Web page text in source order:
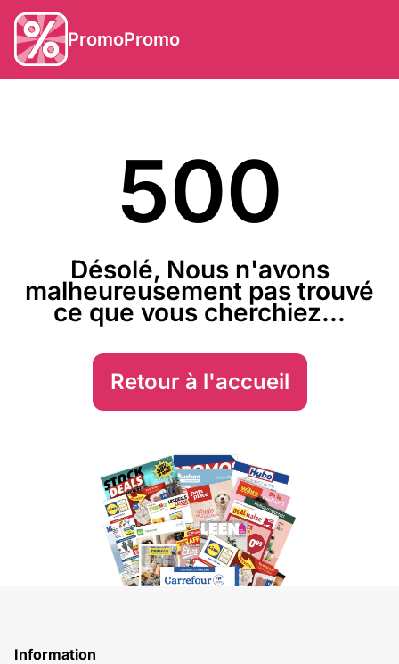
PromoPromo
500
Désolé, Nous n'avons
malheureusement pas trouvé
ce que vous cherchiez...
Retour à l'accueil
Information